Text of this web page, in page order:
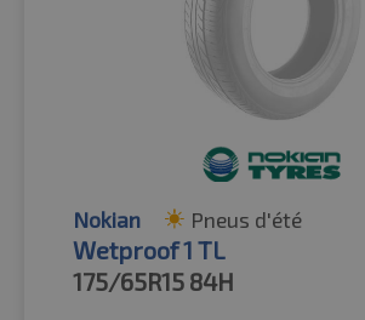
Nokian Pneus d'été
Wetproof 1 TL
175/65R15 84H